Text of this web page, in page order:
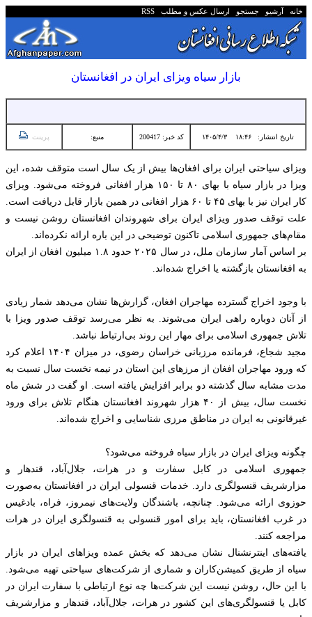
خانه آرشیو جستجو ارسال عکس و مطلب RSS
بازار سیاه ویزای ایران در افغانستان
تاریخ انتشار: ۱۸:۴۶ ۱۴۰۵/۴/۳ کد خبر: 200417 منبع: پرینت
ویزای سیاحتی ایران برای افغان‌ها بیش از یک سال است متوقف شده، این
ویزا در بازار سیاه با بهای ۸۰ تا ۱۵۰ هزار افغانی فروخته می‌شود. ویزای
کار ایران نیز با بهای ۴۵ تا ۶۰ هزار افغانی در همین بازار قابل دریافت است.
علت توقف صدور ویزای ایران برای شهروندان افغانستان روشن نیست و
مقام‌های جمهوری اسلامی تاکنون توضیحی در این باره ارائه نکرده‌اند.
بر اساس آمار سازمان ملل، در سال ۲۰۲۵ حدود ۱.۸ میلیون افغان از ایران
به افغانستان بازگشته یا اخراج شده‌اند.
با وجود اخراج گسترده مهاجران افغان، گزارش‌ها نشان می‌دهد شمار زیادی
از آنان دوباره راهی ایران می‌شوند. به نظر می‌رسد توقف صدور ویزا با
تلاش جمهوری اسلامی برای مهار این روند بی‌ارتباط نباشد.
مجید شجاع، فرمانده مرزبانی خراسان رضوی، در میزان ۱۴۰۴ اعلام کرد
که ورود مهاجران افغان از مرزهای این استان در نیمه نخست سال نسبت به
مدت مشابه سال گذشته دو برابر افزایش یافته است. او گفت در شش ماه
نخست سال، بیش از ۴۰ هزار شهروند افغانستان هنگام تلاش برای ورود
غیرقانونی به ایران در مناطق مرزی شناسایی و اخراج شده‌اند.
چگونه ویزای ایران در بازار سیاه فروخته می‌شود؟
جمهوری اسلامی در کابل سفارت و در هرات، جلال‌آباد، قندهار و
مزارشریف قنسولگری دارد. خدمات قنسولی ایران در افغانستان به‌صورت
حوزوی ارائه می‌شود. چنانچه، باشندگان ولایت‌های نیمروز، فراه، بادغیس
در غرب افغانستان، باید برای امور قنسولی به قنسولگری ایران در هرات
مراجعه کنند.
یافته‌های اینترنشنال نشان می‌دهد که بخش عمده ویزاهای ایران در بازار
سیاه از طریق کمیشن‌کاران و شماری از شرکت‌های سیاحتی تهیه می‌شود.
با این حال، روشن نیست این شرکت‌ها چه نوع ارتباطی با سفارت ایران در
کابل یا قنسولگری‌های این کشور در هرات، جلال‌آباد، قندهار و مزارشریف